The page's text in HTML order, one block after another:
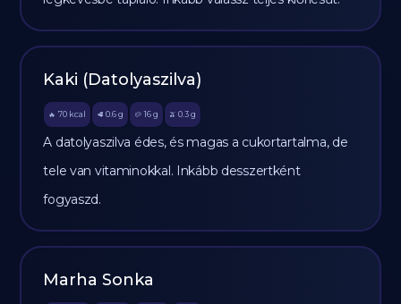
Kaki (Datolyaszilva)
🔥 70 kcal 🥩 0.6 g 🥔 16g 🫒 0.3 g
A datolyaszilva édes, és magas a cukortartalma, de
tele van vitaminokkal. Inkább desszertként
fogyaszd.
Marha Sonka